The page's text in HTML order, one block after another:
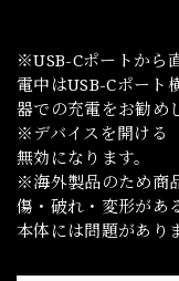
※USB-Cポートから
電中はUSB-Cポート
器での充電をお勧め
※デバイスを開ける
無効になります。
※海外製品のため商
傷・破れ・変形があ
本体には問題があり